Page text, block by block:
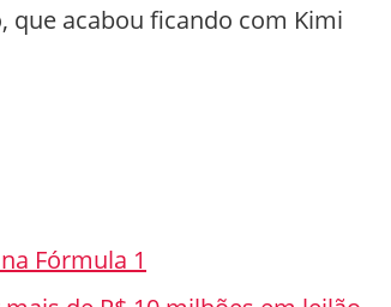
que acabou ficando com Kimi
Fórmula 1